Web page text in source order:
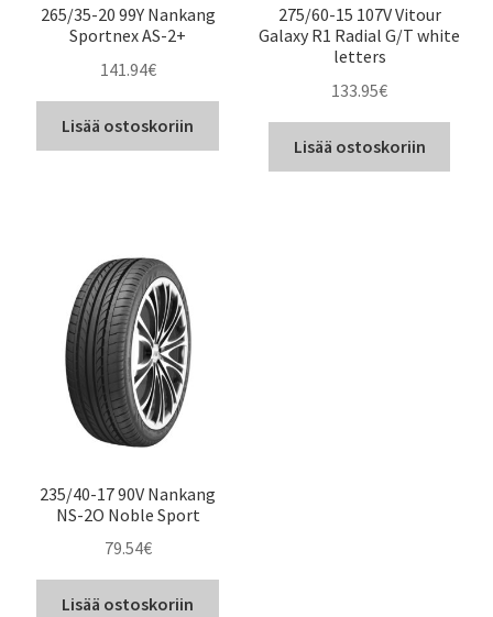
265/35-20 99Y Nankang
Sportnex AS-2+
141.94€
Lisää ostoskoriin
275/60-15 107V Vitour
Galaxy R1 Radial G/T white
letters
133.95€
Lisää ostoskoriin
235/40-17 90V Nankang
NS-2O Noble Sport
79.54€
Lisää ostoskoriin